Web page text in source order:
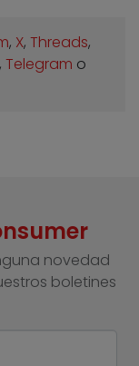
, X, Threads,
, Telegram o
novedad
boletines